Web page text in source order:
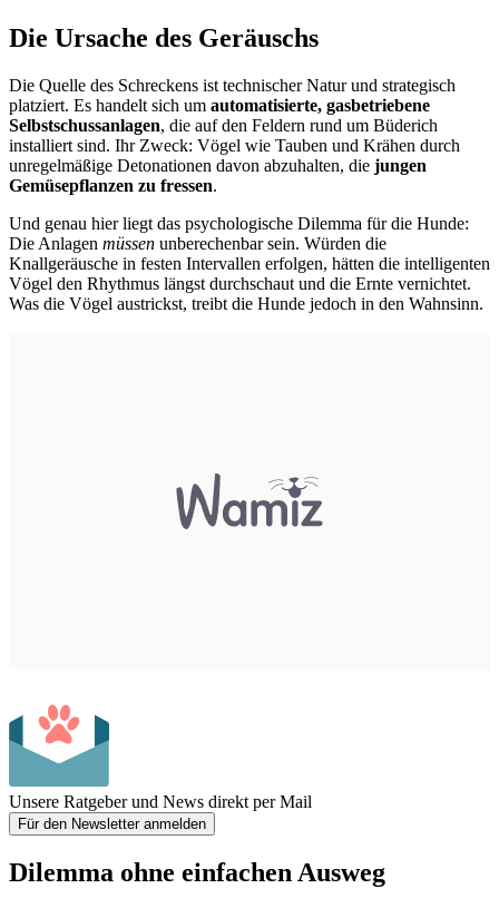
Die Ursache des Geräuschs
Die Quelle des Schreckens ist technischer Natur und strategisch
platziert. Es handelt sich um automatisierte, gasbetriebene
Selbstschussanlagen, die auf den Feldern rund um Büderich
installiert sind. Ihr Zweck: Vögel wie Tauben und Krähen durch
unregelmäßige Detonationen davon abzuhalten, die jungen
Gemüsepflanzen zu fressen.
Und genau hier liegt das psychologische Dilemma für die Hunde:
Die Anlagen müssen unberechenbar sein. Würden die
Knallgeräusche in festen Intervallen erfolgen, hätten die intelligenten
Vögel den Rhythmus längst durchschaut und die Ernte vernichtet.
Was die Vögel austrickst, treibt die Hunde jedoch in den Wahnsinn.
Unsere Ratgeber und News direkt per Mail
Für den Newsletter anmelden
Dilemma ohne einfachen Ausweg